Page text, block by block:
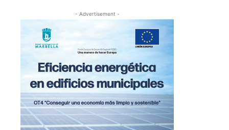
- Advertisement -